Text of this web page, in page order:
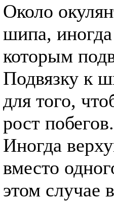
Около
шипа,
которым
Подвязку к
для того,
рост побегов.
Иногда
вместо
этом случае